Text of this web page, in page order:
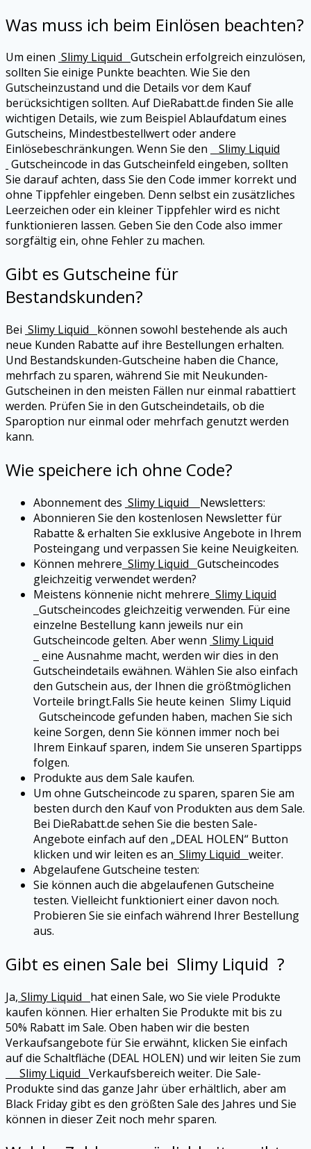
Was muss ich beim Einlösen beachten?
Um einen Slimy Liquid Gutschein erfolgreich einzulösen,
sollten Sie einige Punkte beachten. Wie Sie den
Gutscheinzustand und die Details vor dem Kauf
berücksichtigen sollten. Auf DieRabatt.de finden Sie alle
wichtigen Details, wie zum Beispiel Ablaufdatum eines
Gutscheins, Mindestbestellwert oder andere
Einlösebeschränkungen. Wenn Sie den
Slimy Liquid
Gutscheincode in das Gutscheinfeld eingeben, sollten
Sie darauf achten, dass Sie den Code immer korrekt und
ohne Tippfehler eingeben. Denn selbst ein zusätzliches
Leerzeichen oder ein kleiner Tippfehler wird es nicht
funktionieren lassen. Geben Sie den Code also immer
sorgfältig ein, ohne Fehler zu machen.
Gibt es Gutscheine für
Bestandskunden?
Bei Slimy Liquid
können sowohl bestehende als auch
neue Kunden Rabatte auf ihre Bestellungen erhalten.
Und Bestandskunden-Gutscheine haben die Chance,
mehrfach zu sparen, während Sie mit Neukunden-
Gutscheinen in den meisten Fällen nur einmal rabattiert
werden. Prüfen Sie in den Gutscheindetails, ob die
Sparoption nur einmal oder mehrfach genutzt werden
kann.
Wie speichere ich ohne Code?
Abonnement des Slimy Liquid
Newsletters:
Abonnieren Sie den kostenlosen Newsletter für
Rabatte & erhalten Sie exklusive Angebote in Ihrem
Posteingang und verpassen Sie keine Neuigkeiten.
Können mehrere Slimy Liquid Gutscheincodes
gleichzeitig verwendet werden?
Meistens könnenie nicht mehrere Slimy Liquid
Gutscheincodes gleichzeitig verwenden. Für eine
einzelne Bestellung kann jeweils nur ein
Gutscheincode gelten. Aber wenn Slimy Liquid
eine Ausnahme macht, werden wir dies in den
Gutscheindetails ewähnen. Wählen Sie also einfach
den Gutschein aus, der Ihnen die größtmöglichen
Vorteile bringt.Falls Sie heute keinen Slimy Liquid
Gutscheincode gefunden haben, machen Sie sich
keine Sorgen, denn Sie können immer noch bei
Ihrem Einkauf sparen, indem Sie unseren Spartipps
folgen.
Produkte aus dem Sale kaufen.
Um ohne Gutscheincode zu sparen, sparen Sie am
besten durch den Kauf von Produkten aus dem Sale.
Bei DieRabatt.de sehen Sie die besten Sale-
Angebote einfach auf den „DEAL HOLEN“ Button
klicken und wir leiten es an Slimy Liquid weiter.
Abgelaufene Gutscheine testen:
Sie können auch die abgelaufenen Gutscheine
testen. Vielleicht funktioniert einer davon noch.
Probieren Sie sie einfach während Ihrer Bestellung
aus.
Gibt es einen Sale bei Slimy Liquid ?
Ja, Slimy Liquid
hat einen Sale, wo Sie viele Produkte
kaufen können. Hier erhalten Sie Produkte mit bis zu
50% Rabatt im Sale. Oben haben wir die besten
Verkaufsangebote für Sie erwähnt, klicken Sie einfach
auf die Schaltfläche (DEAL HOLEN) und wir leiten Sie zum
Slimy Liquid Verkaufsbereich weiter. Die Sale-
Produkte sind das ganze Jahr über erhältlich, aber am
Black Friday gibt es den größten Sale des Jahres und Sie
können in dieser Zeit noch mehr sparen.